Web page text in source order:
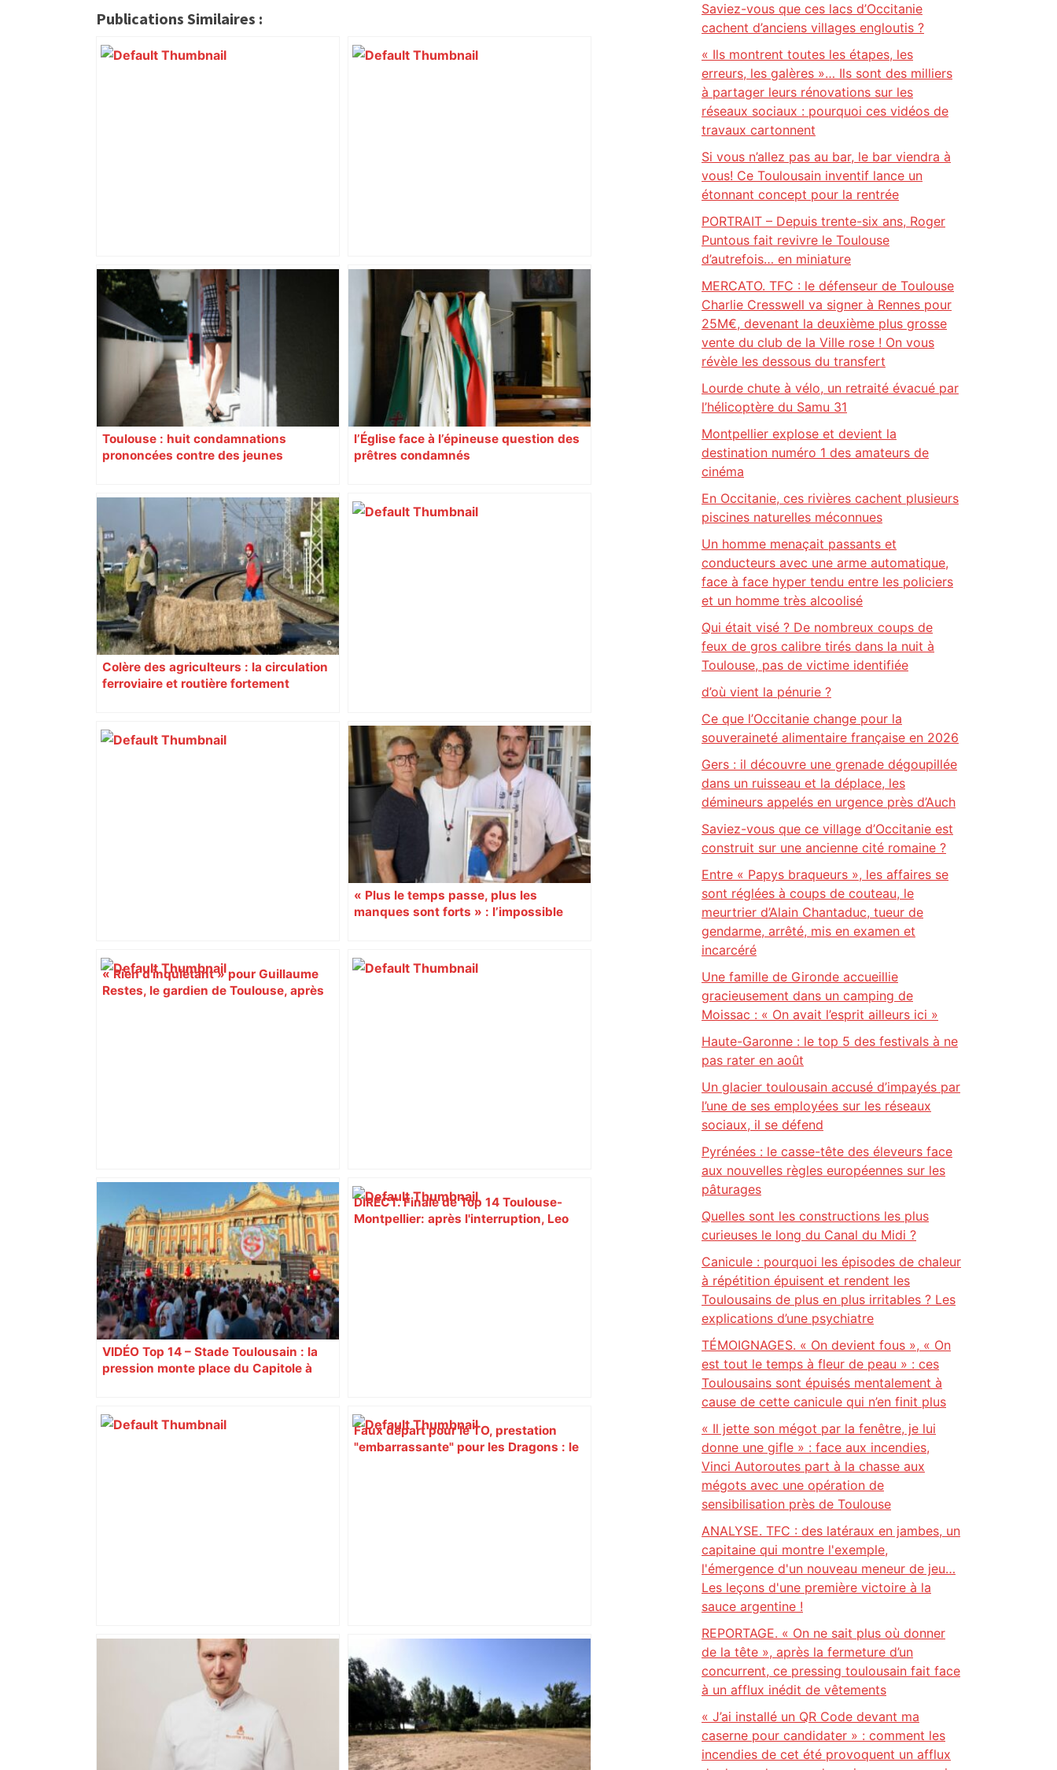
Publications Similaires :
Le prix Fermat, décerné à Toulouse,
récompense cette année deux figures
majeures des mathématiques
mondiales – ladepeche.fr
"C'est la reprise des bouchons et c'est
horrible", plus de 17 km de
ralentissements autour de Toulouse ce
jeudi matin, on vous donne les
secteurs à éviter – ladepeche.fr
Toulouse : huit condamnations
prononcées contre des jeunes
l’Église face à l’épineuse question des
prêtres condamnés
Colère des agriculteurs : la circulation
ferroviaire et routière fortement
Près de Toulouse : dans cette zone
économique, un axe majeur va être
fermé en fin de soirée, voici les
déviations – Actu.fr
« Rien d'inquiétant » pour Guillaume
Restes, le gardien de Toulouse, après
« Plus le temps passe, plus les
manques sont forts » : l’impossible
Mort mystérieuse près de Toulouse :
une émission de M6 revient sur l'affaire
Christian Abraham, retrouvé la gorge
tranchée et recouvert de feuilles il y a
deux ans – ladepeche.fr
DIRECT. Finale de Top 14 Toulouse-
Montpellier: après l'interruption, Leo
VIDÉO Top 14 – Stade Toulousain : la
pression monte place du Capitole à
Faux départ pour le TO, prestation
"embarrassante" pour les Dragons : le
Bilan du marché du logement neuf :
une lueur d'espoir pour l'immobilier à
Toulouse ? – Actu.fr
SC Paris et Toulouse pour une première
– Fédération Française de Football (FFF)
Saviez-vous que ces lacs d’Occitanie
cachent d’anciens villages engloutis ?
« Ils montrent toutes les étapes, les
erreurs, les galères »… Ils sont des milliers
à partager leurs rénovations sur les
réseaux sociaux : pourquoi ces vidéos de
travaux cartonnent
Si vous n’allez pas au bar, le bar viendra à
vous! Ce Toulousain inventif lance un
étonnant concept pour la rentrée
PORTRAIT – Depuis trente-six ans, Roger
Puntous fait revivre le Toulouse
d’autrefois… en miniature
MERCATO. TFC : le défenseur de Toulouse
Charlie Cresswell va signer à Rennes pour
25M€, devenant la deuxième plus grosse
vente du club de la Ville rose ! On vous
révèle les dessous du transfert
Lourde chute à vélo, un retraité évacué par
l’hélicoptère du Samu 31
Montpellier explose et devient la
destination numéro 1 des amateurs de
cinéma
En Occitanie, ces rivières cachent plusieurs
piscines naturelles méconnues
Un homme menaçait passants et
conducteurs avec une arme automatique,
face à face hyper tendu entre les policiers
et un homme très alcoolisé
Qui était visé ? De nombreux coups de
feux de gros calibre tirés dans la nuit à
Toulouse, pas de victime identifiée
d’où vient la pénurie ?
Ce que l’Occitanie change pour la
souveraineté alimentaire française en 2026
Gers : il découvre une grenade dégoupillée
dans un ruisseau et la déplace, les
démineurs appelés en urgence près d’Auch
Saviez-vous que ce village d’Occitanie est
construit sur une ancienne cité romaine ?
Entre « Papys braqueurs », les affaires se
sont réglées à coups de couteau, le
meurtrier d’Alain Chantaduc, tueur de
gendarme, arrêté, mis en examen et
incarcéré
Une famille de Gironde accueillie
gracieusement dans un camping de
Moissac : « On avait l’esprit ailleurs ici »
Haute-Garonne : le top 5 des festivals à ne
pas rater en août
Un glacier toulousain accusé d’impayés par
l’une de ses employées sur les réseaux
sociaux, il se défend
Pyrénées : le casse-tête des éleveurs face
aux nouvelles règles européennes sur les
pâturages
Quelles sont les constructions les plus
curieuses le long du Canal du Midi ?
Canicule : pourquoi les épisodes de chaleur
à répétition épuisent et rendent les
Toulousains de plus en plus irritables ? Les
explications d’une psychiatre
TÉMOIGNAGES. « On devient fous », « On
est tout le temps à fleur de peau » : ces
Toulousains sont épuisés mentalement à
cause de cette canicule qui n’en finit plus
« Il jette son mégot par la fenêtre, je lui
donne une gifle » : face aux incendies,
Vinci Autoroutes part à la chasse aux
mégots avec une opération de
sensibilisation près de Toulouse
ANALYSE. TFC : des latéraux en jambes, un
capitaine qui montre l'exemple,
l'émergence d'un nouveau meneur de jeu…
Les leçons d'une première victoire à la
sauce argentine !
REPORTAGE. « On ne sait plus où donner
de la tête », après la fermeture d’un
concurrent, ce pressing toulousain fait face
à un afflux inédit de vêtements
« J’ai installé un QR Code devant ma
caserne pour candidater » : comment les
incendies de cet été provoquent un afflux